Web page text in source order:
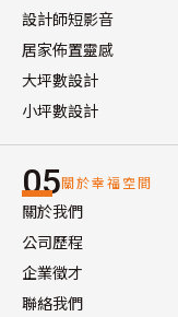
設計師短影音
居家佈置靈感
大坪數設計
小坪數設計
05關於幸福空間
關於我們
公司歷程
企業徵才
聯絡我們